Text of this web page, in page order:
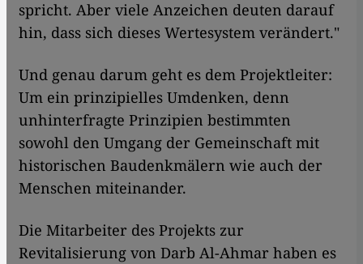
spricht. Aber viele Anzeichen deuten darauf
hin, dass sich dieses Wertesystem verändert."
Und genau darum geht es dem Projektleiter:
Um ein prinzipielles Umdenken, denn
unhinterfragte Prinzipien bestimmten
sowohl den Umgang der Gemeinschaft mit
historischen Baudenkmälern wie auch der
Menschen miteinander.
Die Mitarbeiter des Projekts zur
Revitalisierung von Darb Al-Ahmar haben es